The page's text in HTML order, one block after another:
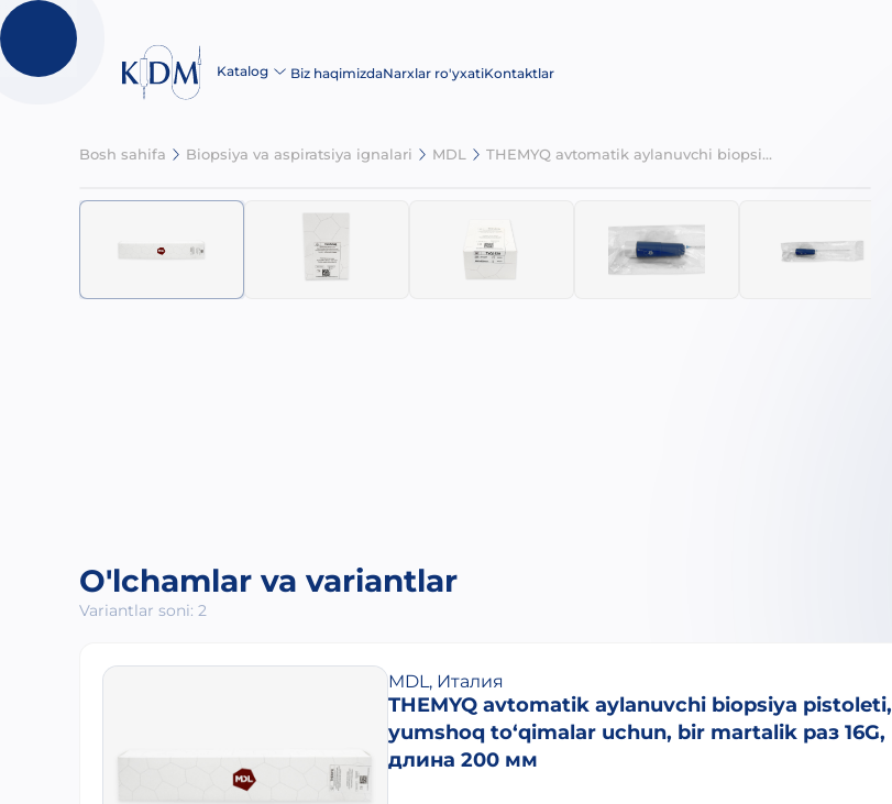
Katalog Biz haqimizdaNarxlar ro'yxatiKontaktlar
Bosh sahifa Biopsiya va aspiratsiya ignalari MDL THEMYQ avtomatik aylanuvchi biopsiya pistoleti, yumshoq to‘qimalar uchun, bir martalik
O'lchamlar va variantlar
Variantlar soni: 2
MDL, Италия
THEMYQ avtomatik aylanuvchi biopsiya pistoleti,
yumshoq to‘qimalar uchun, bir martalik раз 16G,
длина 200 мм